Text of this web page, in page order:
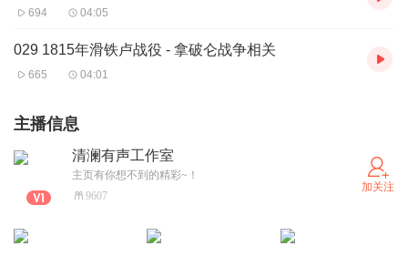
694 04:05
029 1815年滑铁卢战役 - 拿破仑战争相关
665 04:01
主播信息
清澜有声工作室
主页有你想不到的精彩~！
9607
加关注